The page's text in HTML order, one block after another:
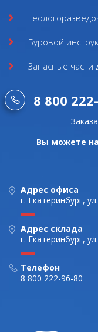
Буровой
Запасные части
8 800
Вы можете
Адрес офиса
г. Екатеринбург,
Адрес склада
г. Екатеринбург,
Телефон
8 800 222-96-80